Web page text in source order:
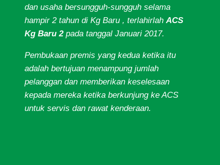
dan usaha bersungguh-sungguh selama
hampir 2 tahun di Kg Baru , terlahirlahACS
Kg Baru 2pada tanggal Januari 2017.
Pembukaan premis yang kedua ketika itu
adalah bertujuan menampung jumlah
pelanggan dan memberikan keselesaan
kepada mereka ketika berkunjung ke ACS
untuk servis dan rawat kenderaan.